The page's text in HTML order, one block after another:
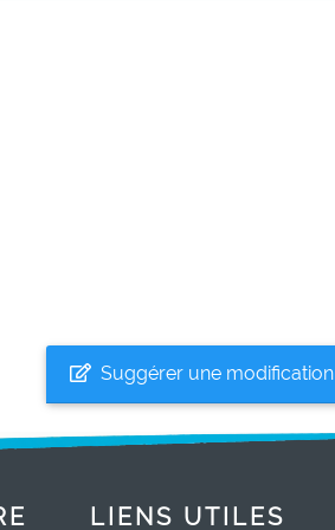
Suggérer une modification
LIENS UTILES